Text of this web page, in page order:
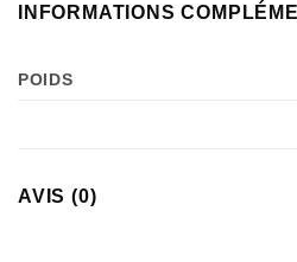
INFORMATIONS
POIDS
AVIS (0)